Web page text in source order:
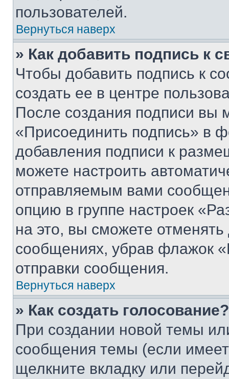
пользователей.
Вернуться наверх
» Как добавить подпись к
Чтобы добавить подпись к
создать ее в центре
После создания подписи вы
«Присоединить подпись» в
добавления подписи к
можете настроить
отправляемым вами
опцию в группе настроек
на это, вы сможете
сообщениях, убрав флажок
отправки сообщения.
Вернуться наверх
» Как создать голосование?
При создании новой темы
сообщения темы (если
щелкните вкладку или